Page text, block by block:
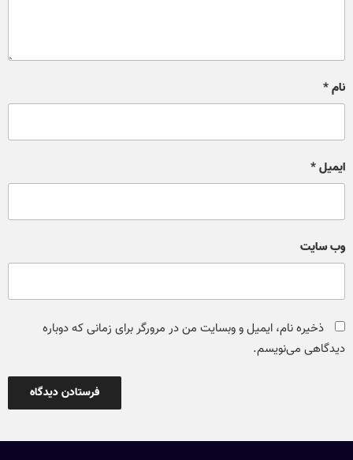
نام*
ایمیل*
وب‌ سایت
ذخیره نام، ایمیل و وبسایت من در مرورگر برای زمانی که دوباره
دیدگاهی می‌نویسم.